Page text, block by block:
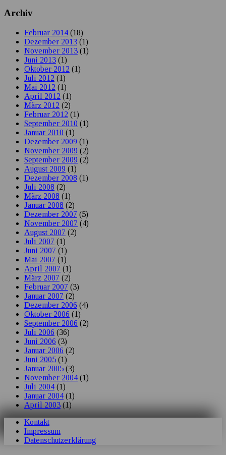
Archiv
Februar 2014 (18)
Dezember 2013 (1)
November 2013 (1)
Juni 2013 (1)
Oktober 2012 (1)
Juli 2012 (1)
Mai 2012 (1)
April 2012 (1)
März 2012 (2)
Februar 2012 (1)
September 2010 (1)
Januar 2010 (1)
Dezember 2009 (1)
November 2009 (2)
September 2009 (2)
August 2009 (1)
Dezember 2008 (1)
Juli 2008 (2)
März 2008 (1)
Januar 2008 (2)
Dezember 2007 (5)
November 2007 (4)
August 2007 (2)
Juli 2007 (1)
Juni 2007 (1)
Mai 2007 (1)
April 2007 (1)
März 2007 (2)
Februar 2007 (3)
Januar 2007 (2)
Dezember 2006 (4)
Oktober 2006 (1)
September 2006 (2)
Juli 2006 (36)
Juni 2006 (3)
Januar 2006 (2)
Juni 2005 (1)
Januar 2005 (3)
November 2004 (1)
Juli 2004 (1)
Januar 2004 (1)
April 2003(1)
Kontakt
Impressum
Datenschutzerklärung